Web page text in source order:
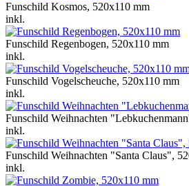
Funschild Kosmos, 520x110 mm
inkl.
Funschild Regenbogen, 520x110 mm
inkl.
Funschild Vogelscheuche, 520x110 mm
inkl.
Funschild Weihnachten
inkl.
Funschild Weihnachten "Santa Claus",
inkl.